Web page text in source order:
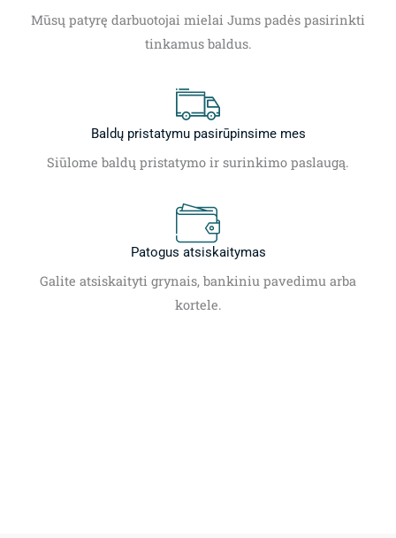
Mūsų patyrę darbuotojai mielai Jums padės pasirinkti
tinkamus baldus.
Baldų pristatymu pasirūpinsime mes
Siūlome baldų pristatymo ir surinkimo paslaugą.
Patogus atsiskaitymas
Galite atsiskaityti grynais, bankiniu pavedimu arba
kortele.